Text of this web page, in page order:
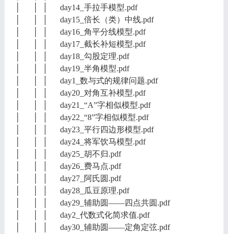
│ │ │ day14_手拉手模型.pdf
│ │ │ day15_倍长（类）中线.pdf
│ │ │ day16_角平分线模型.pdf
│ │ │ day17_截长补短模型.pdf
│ │ │ day18_勾股定理.pdf
│ │ │ day19_半角模型.pdf
│ │ │ day1_数与式的规律问题.pdf
│ │ │ day20_对角互补模型.pdf
│ │ │ day21_“A”字相似模型.pdf
│ │ │ day22_“8”字相似模型.pdf
│ │ │ day23_平行四边形模型.pdf
│ │ │ day24_将军饮马模型.pdf
│ │ │ day25_胡不归.pdf
│ │ │ day26_费马点.pdf
│ │ │ day27_阿氏圆.pdf
│ │ │ day28_瓜豆原理.pdf
│ │ │ day29_辅助圆——四点共圆.pdf
│ │ │ day2_代数式化简求值.pdf
│ │ │ day30_辅助圆——定角定弦.pdf